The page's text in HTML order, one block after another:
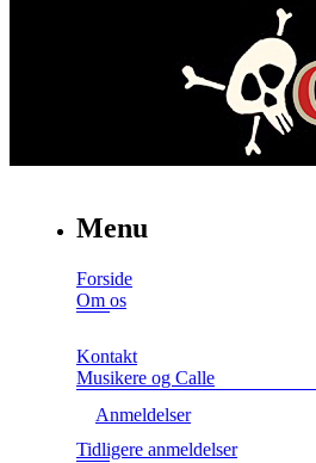
Menu
Forside
Om os
Kontakt
Musikere og Calle
Anmeldelser
Tidligere anmeldelser